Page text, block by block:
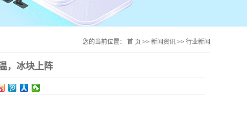
您的当前位置： 首 页 >> 新闻资讯 >> 行业新闻
，冰块上阵